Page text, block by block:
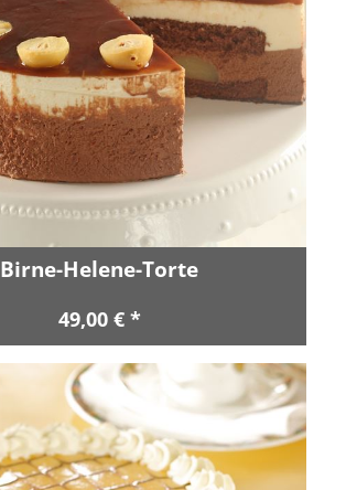
Birne-Helene-Torte
49,00 € *